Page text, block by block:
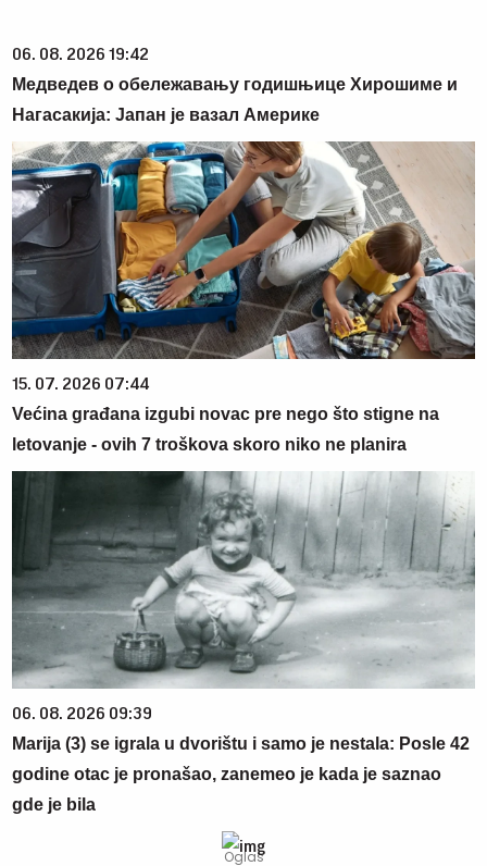
06. 08. 2026 19:42
Медведев о обележавању годишњице Хирошиме и
Нагасакија: Јапан је вазал Америке
15. 07. 2026 07:44
Većina građana izgubi novac pre nego što stigne na
letovanje - ovih 7 troškova skoro niko ne planira
06. 08. 2026 09:39
Marija (3) se igrala u dvorištu i samo je nestala: Posle 42
godine otac je pronašao, zanemeo je kada je saznao
gde je bila